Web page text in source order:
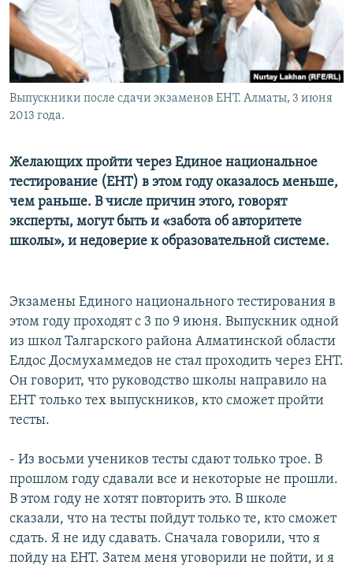
Выпускники после сдачи экзаменов ЕНТ. Алматы, 3 июня
2013 года.
Желающих пройти через Единое национальное
тестирование (ЕНТ) в этом году оказалось меньше,
чем раньше. В числе причин этого, говорят
эксперты, могут быть и «забота об авторитете
школы», и недоверие к образовательной системе.
Экзамены Единого национального тестирования в
этом году проходят с 3 по 9 июня. Выпускник одной
из школ Талгарского района Алматинской области
Елдос Досмухаммедов не стал проходить через ЕНТ.
Он говорит, что руководство школы направило на
ЕНТ только тех выпускников, кто сможет пройти
тесты.
- Из восьми учеников тесты сдают только трое. В
прошлом году сдавали все и некоторые не прошли.
В этом году не хотят повторить это. В школе
сказали, что на тесты пойдут только те, кто сможет
сдать. Я не иду сдавать. Сначала говорили, что я
пойду на ЕНТ. Затем меня уговорили не пойти, и я